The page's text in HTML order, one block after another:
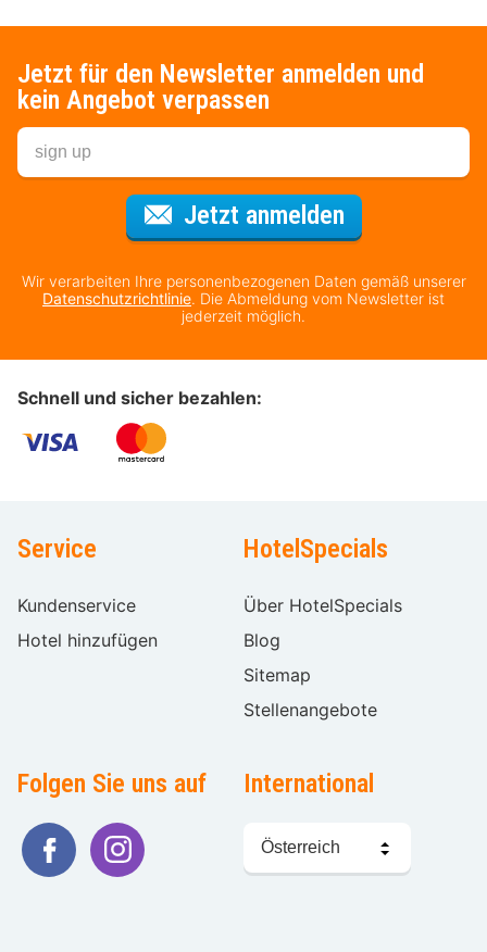
Jetzt für den Newsletter anmelden und
kein Angebot verpassen
Jetzt anmeldenFür den
Wir verarbeiten Ihre personenbezogenen Daten gemäß unserer
Datenschutzrichtlinie. Die Abmeldung vom Newsletter ist
jederzeit möglich.
Schnell und sicher bezahlen:
Service
Kundenservice
Hotel hinzufügen
HotelSpecials
Über HotelSpecials
Blog
Sitemap
Stellenangebote
Folgen Sie uns auf International
Sprache
wählen